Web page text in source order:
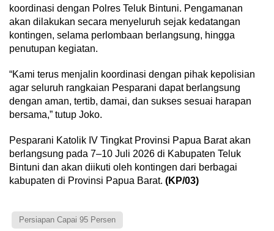
koordinasi dengan Polres Teluk Bintuni. Pengamanan
akan dilakukan secara menyeluruh sejak kedatangan
kontingen, selama perlombaan berlangsung, hingga
penutupan kegiatan.
“Kami terus menjalin koordinasi dengan pihak kepolisian
agar seluruh rangkaian Pesparani dapat berlangsung
dengan aman, tertib, damai, dan sukses sesuai harapan
bersama,” tutup Joko.
Pesparani Katolik IV Tingkat Provinsi Papua Barat akan
berlangsung pada 7–10 Juli 2026 di Kabupaten Teluk
Bintuni dan akan diikuti oleh kontingen dari berbagai
kabupaten di Provinsi Papua Barat. (KP/03)
Persiapan Capai 95 Persen